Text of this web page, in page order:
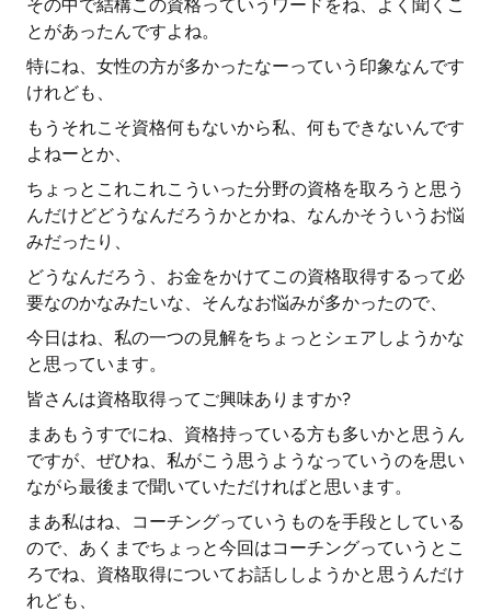
その中で結構この資格っていうワードをね、よく聞くこ
とがあったんですよね。
特にね、女性の方が多かったなーっていう印象なんです
けれども、
もうそれこそ資格何もないから私、何もできないんです
よねーとか、
ちょっとこれこれこういった分野の資格を取ろうと思う
んだけどどうなんだろうかとかね、なんかそういうお悩
みだったり、
どうなんだろう、お金をかけてこの資格取得するって必
要なのかなみたいな、そんなお悩みが多かったので、
今日はね、私の一つの見解をちょっとシェアしようかな
と思っています。
皆さんは資格取得ってご興味ありますか?
まあもうすでにね、資格持っている方も多いかと思うん
ですが、ぜひね、私がこう思うようなっていうのを思い
ながら最後まで聞いていただければと思います。
まあ私はね、コーチングっていうものを手段としている
ので、あくまでちょっと今回はコーチングっていうとこ
ろでね、資格取得についてお話ししようかと思うんだけ
れども、